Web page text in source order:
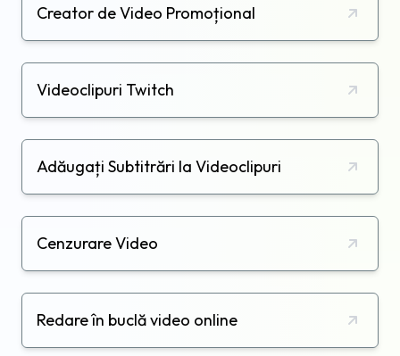
Creator de Video Promoțional
Videoclipuri Twitch
Adăugați Subtitrări la Videoclipuri
Cenzurare Video
Redare în buclă video online